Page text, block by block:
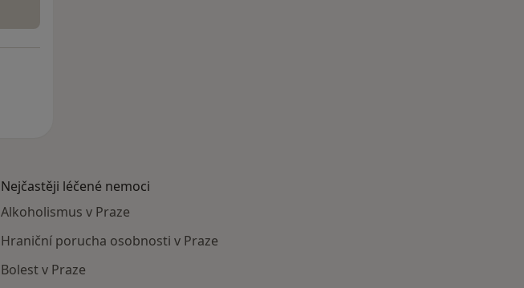
Nejčastěji léčené nemoci
Alkoholismus v Praze
Hraniční porucha osobnosti v Praze
Bolest v Praze